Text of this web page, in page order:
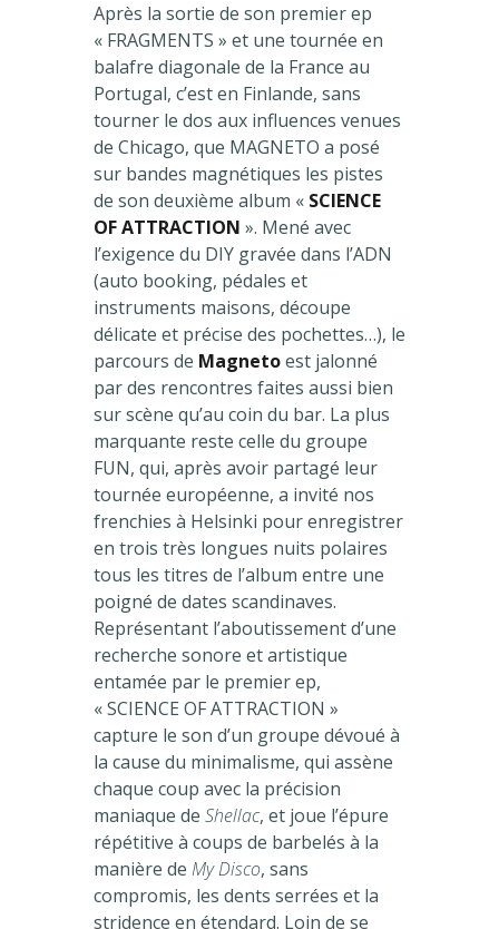
Après la sortie de son premier ep
« FRAGMENTS » et une tournée en
balafre diagonale de la France au
Portugal, c’est en Finlande, sans
tourner le dos aux influences venues
de Chicago, que MAGNETO a posé
sur bandes magnétiques les pistes
de son deuxième album « SCIENCE
OF ATTRACTION ». Mené avec
l’exigence du DIY gravée dans l’ADN
(auto booking, pédales et
instruments maisons, découpe
délicate et précise des pochettes…), le
parcours de Magnetoest jalonné
par des rencontres faites aussi bien
sur scène qu’au coin du bar. La plus
marquante reste celle du groupe
FUN, qui, après avoir partagé leur
tournée européenne, a invité nos
frenchies à Helsinki pour enregistrer
en trois très longues nuits polaires
tous les titres de l’album entre une
poigné de dates scandinaves.
Représentant l’aboutissement d’une
recherche sonore et artistique
entamée par le premier ep,
« SCIENCE OF ATTRACTION »
capture le son d’un groupe dévoué à
la cause du minimalisme, qui assène
chaque coup avec la précision
maniaque de Shellac, et joue l’épure
répétitive à coups de barbelés à la
manière de My Disco, sans
compromis, les dents serrées et la
stridence en étendard. Loin de se